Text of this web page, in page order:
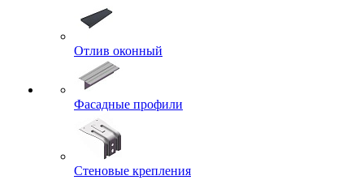
Отлив оконный
Фасадные профили
Стеновые крепления